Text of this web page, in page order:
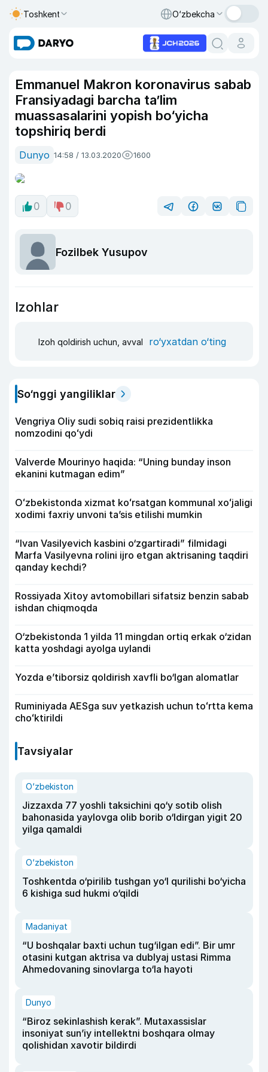
Toshkent O‘zbekcha
Emmanuel Makron koronavirus sabab
Fransiyadagi barcha ta’lim
muassasalarini yopish bo‘yicha
topshiriq berdi
Dunyo 14:58 / 13.03.2020 1600
0 0
Fozilbek Yusupov
Izohlar
Izoh qoldirish uchun, avval ro‘yxatdan o‘ting
So‘nggi yangiliklar
Vengriya Oliy sudi sobiq raisi prezidentlikka
nomzodini qoʻydi
Valverde Mourinyo haqida: “Uning bunday inson
ekanini kutmagan edim”
Oʻzbekistonda xizmat koʻrsatgan kommunal xoʻjaligi
xodimi faxriy unvoni taʼsis etilishi mumkin
“Ivan Vasilyevich kasbini o‘zgartiradi” filmidagi
Marfa Vasilyevna rolini ijro etgan aktrisaning taqdiri
qanday kechdi?
Rossiyada Xitoy avtomobillari sifatsiz benzin sabab
ishdan chiqmoqda
O‘zbekistonda 1 yilda 11 mingdan ortiq erkak o‘zidan
katta yoshdagi ayolga uylandi
Yozda e’tiborsiz qoldirish xavfli bo‘lgan alomatlar
Ruminiyada AESga suv yetkazish uchun toʻrtta kema
choʻktirildi
Tavsiyalar
O‘zbekiston
Jizzaxda 77 yoshli taksichini qo‘y sotib olish
bahonasida yaylovga olib borib o‘ldirgan yigit 20
yilga qamaldi
O‘zbekiston
Toshkentda o‘pirilib tushgan yo‘l qurilishi bo‘yicha
6 kishiga sud hukmi o‘qildi
Madaniyat
“U boshqalar baxti uchun tug‘ilgan edi”. Bir umr
otasini kutgan aktrisa va dublyaj ustasi Rimma
Ahmedovaning sinovlarga to‘la hayoti
Dunyo
“Biroz sekinlashish kerak”. Mutaxassislar
insoniyat sun’iy intellektni boshqara olmay
qolishidan xavotir bildirdi